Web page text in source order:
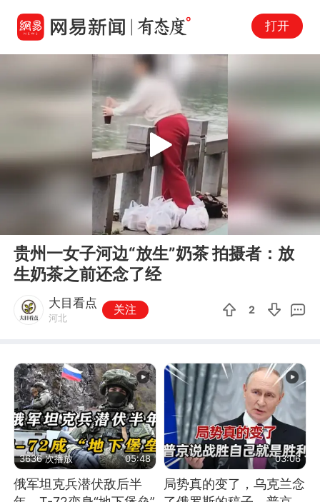
打开
Play
贵州一女子河边“放生”奶茶 拍摄者：放
生奶茶之前还念了经
大目看点
河北
关注 2
3636 次播放 05:48
俄军坦克兵潜伏敌后半
03:06
局势真的变了，乌克兰念